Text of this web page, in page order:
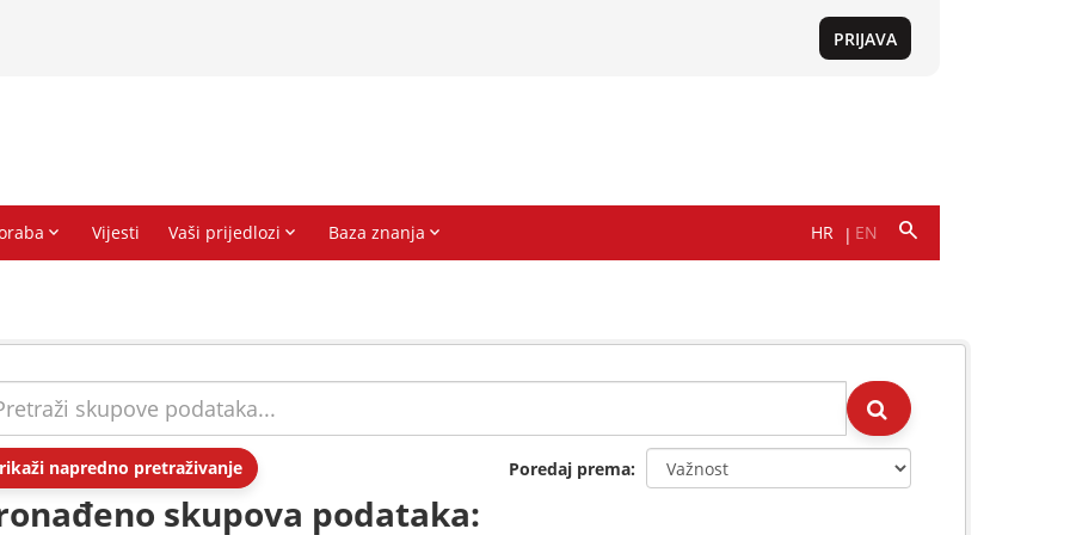
napredno pretraživanje Poredaj prema
skupova podataka: